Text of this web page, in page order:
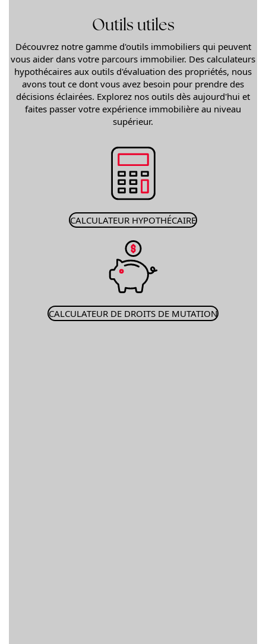
Outils utiles
Découvrez notre gamme d'outils immobiliers qui peuvent
vous aider dans votre parcours immobilier. Des calculateurs
hypothécaires aux outils d'évaluation des propriétés, nous
avons tout ce dont vous avez besoin pour prendre des
décisions éclairées. Explorez nos outils dès aujourd'hui et
faites passer votre expérience immobilière au niveau
supérieur.
CALCULATEUR HYPOTHÉCAIRE
CALCULATEUR DE DROITS DE MUTATION